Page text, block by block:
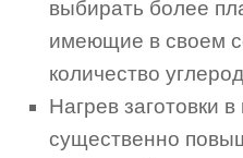
выбирать более
имеющие в своем
количество
Нагрев заготовки
существенно